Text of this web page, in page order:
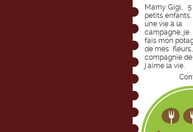
Mamy Gigi, 5
petits enfants,
une vie à la
campagne, je
fais mon
de mes
compagnie de
j'aime la vie.